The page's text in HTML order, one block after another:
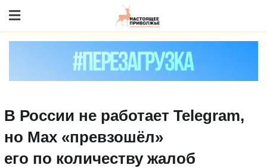
to content
В России не работает Telegram,
но Mах «превзошёл»
его по количеству жалоб